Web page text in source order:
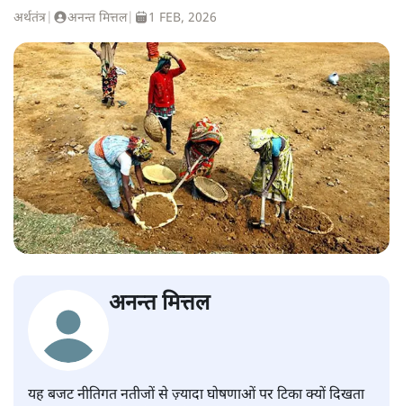
अर्थतंत्र अनन्त मित्तल| 1 FEB, 2026
अनन्त मित्तल
यह बजट नीतिगत नतीजों से ज़्यादा घोषणाओं पर टिका क्यों दिखता